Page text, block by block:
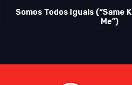
Somos Todos Iguais (“Same
Me”)